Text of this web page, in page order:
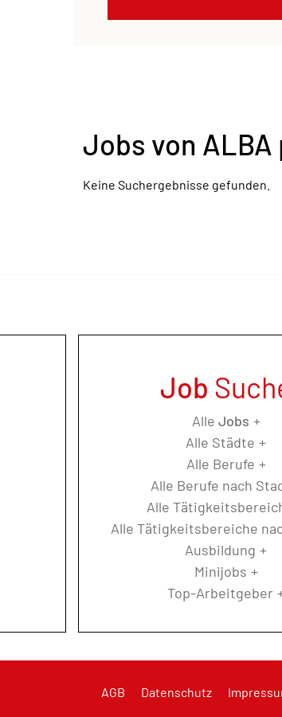
Jobs von ALBA
Keine Suchergebnisse gefunden.
Job
Alle Jobs
Alle Städte
Alle Berufe
Alle Berufe nach
Alle
Alle Tätigkeitsbereiche
Ausbildung
Minijobs
Top-Arbeitgeber
AGB Datenschutz